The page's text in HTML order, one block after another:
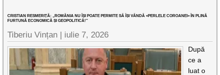
CRISTIAN RESMERIȚĂ: „ROMÂNIA NU ÎȘI POATE PERMITE SĂ ÎȘI VÂNDĂ «PERLELE COROANEI» ÎN PLINĂ
FURTUNĂ ECONOMICĂ ȘI GEOPOLITICĂ!”
Tiberiu Vințan | iulie 7, 2026
După
ce a
luat o